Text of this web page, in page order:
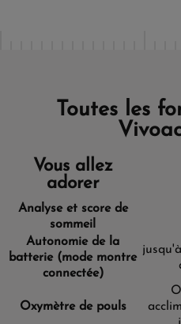
Toutes les
Vous allez
adorer
Analyse et score de
sommeil
Autonomie de la
batterie (mode montre
connectée)
Oxymètre de pouls